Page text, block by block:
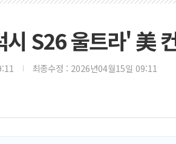
시 S26 울트라' 美
최종수정 : 2026년04월15일 09:11